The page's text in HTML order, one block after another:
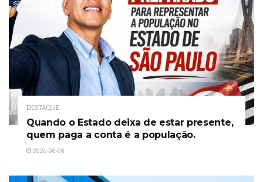
DESTAQUE
Quando o Estado deixa de estar presente,
quem paga a conta é a população.
2026-08-08